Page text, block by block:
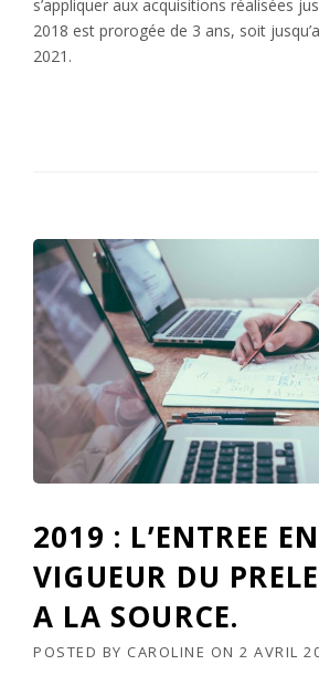
s’appliquer aux acquisitions réalisées
2018 est prorogée de 3 ans, soit
2021.
2019 : L’ENTREE EN
VIGUEUR DU
A LA SOURCE.
POSTED BY CAROLINE ON 2 AVRIL